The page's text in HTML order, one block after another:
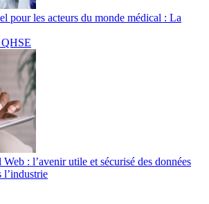
pour les acteurs du monde médical : La
QHSE
: l’avenir utile et sécurisé des données
l’industrie